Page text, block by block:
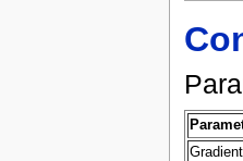
Gradient